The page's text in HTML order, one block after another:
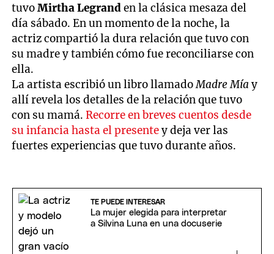
tuvoMirtha Legranden la clásica mesaza del
día sábado. En un momento de la noche, la
actriz compartió la dura relación que tuvo con
su madre y también cómo fue reconciliarse con
ella.
La artista escribió un libro llamadoMadre Míay
allí revela los detalles de la relación que tuvo
con su mamá.Recorre en breves cuentos desde
su infancia hasta el presentey deja ver las
fuertes experiencias que tuvo durante años.
TE PUEDE INTERESAR
La mujer elegida para interpretar
a Silvina Luna en una docuserie